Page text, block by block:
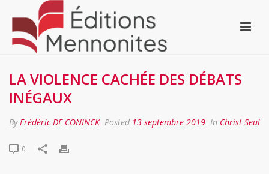
LA VIOLENCE CACHÉE DES DÉBATS
INÉGAUX
ByFrédéric DE CONINCK Posted 13 septembre 2019 In Christ Seul
0